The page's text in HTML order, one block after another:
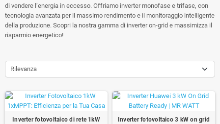
di vendere l’energia in eccesso. Offriamo inverter monofase e trifase, con
tecnologia avanzata per il massimo rendimento e il monitoraggio intelligente
della produzione. Scopri la nostra gamma di inverter on-grid e massimizza il
risparmio energetico!
Rilevanza
Inverter fotovoltaico di rete 1kW
Inverter fotovoltaico 3 kW on grid